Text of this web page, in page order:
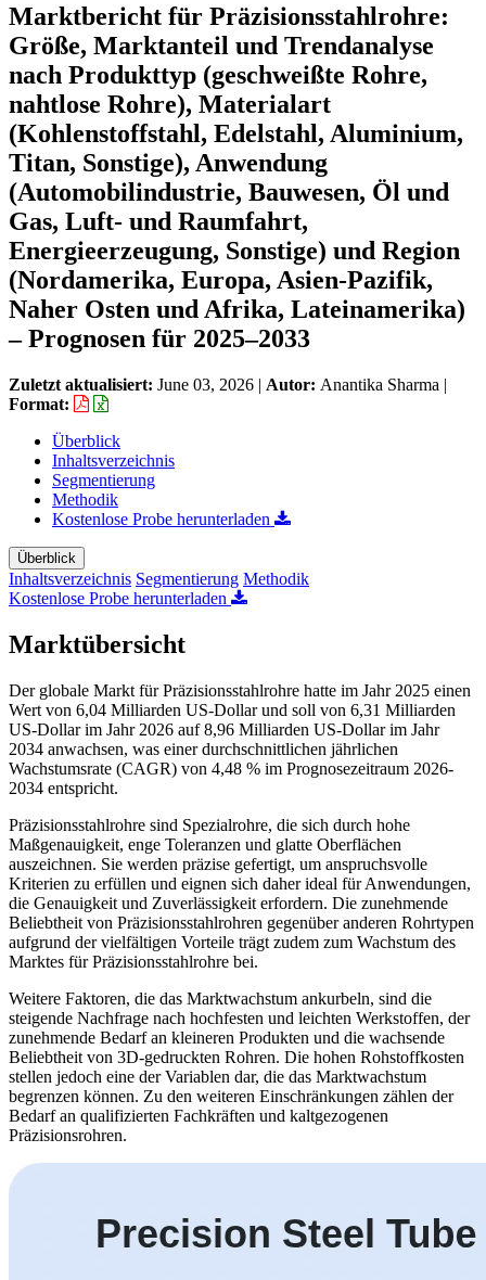
Marktbericht für Präzisionsstahlrohre:
Größe, Marktanteil und Trendanalyse
nach Produkttyp (geschweißte Rohre,
nahtlose Rohre), Materialart
(Kohlenstoffstahl, Edelstahl, Aluminium,
Titan, Sonstige), Anwendung
(Automobilindustrie, Bauwesen, Öl und
Gas, Luft- und Raumfahrt,
Energieerzeugung, Sonstige) und Region
(Nordamerika, Europa, Asien-Pazifik,
Naher Osten und Afrika, Lateinamerika)
– Prognosen für 2025–2033
Zuletzt aktualisiert: June 03, 2026 | Autor: Anantika Sharma |
Format:
Überblick
Inhaltsverzeichnis
Segmentierung
Methodik
Kostenlose Probe herunterladen
Überblick
Inhaltsverzeichnis Segmentierung Methodik
Kostenlose Probe herunterladen
Marktübersicht
Der globale Markt für Präzisionsstahlrohre hatte im Jahr 2025 einen
Wert von 6,04 Milliarden US-Dollar und soll von 6,31 Milliarden
US-Dollar im Jahr 2026 auf 8,96 Milliarden US-Dollar im Jahr
2034 anwachsen, was einer durchschnittlichen jährlichen
Wachstumsrate (CAGR) von 4,48 % im Prognosezeitraum 2026-
2034 entspricht.
Präzisionsstahlrohre sind Spezialrohre, die sich durch hohe
Maßgenauigkeit, enge Toleranzen und glatte Oberflächen
auszeichnen. Sie werden präzise gefertigt, um anspruchsvolle
Kriterien zu erfüllen und eignen sich daher ideal für Anwendungen,
die Genauigkeit und Zuverlässigkeit erfordern. Die zunehmende
Beliebtheit von Präzisionsstahlrohren gegenüber anderen Rohrtypen
aufgrund der vielfältigen Vorteile trägt zudem zum Wachstum des
Marktes für Präzisionsstahlrohre bei.
Weitere Faktoren, die das Marktwachstum ankurbeln, sind die
steigende Nachfrage nach hochfesten und leichten Werkstoffen, der
zunehmende Bedarf an kleineren Produkten und die wachsende
Beliebtheit von 3D-gedruckten Rohren. Die hohen Rohstoffkosten
stellen jedoch eine der Variablen dar, die das Marktwachstum
begrenzen können. Zu den weiteren Einschränkungen zählen der
Bedarf an qualifizierten Fachkräften und kaltgezogenen
Präzisionsrohren.